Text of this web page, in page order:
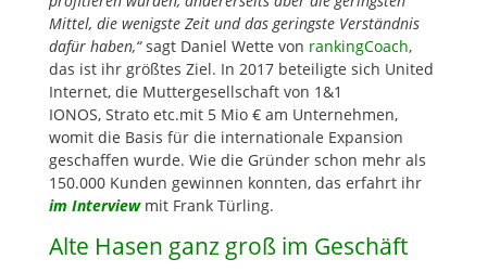
Mittel, die wenigste Zeit und das geringste Verständnis
dafür haben,“sagt Daniel Wette von rankingCoach,
das ist ihr größtes Ziel. In 2017 beteiligte sich United
Internet, die Muttergesellschaft von 1&1
IONOS, Strato etc.mit 5 Mio € am Unternehmen,
womit die Basis für die internationale Expansion
geschaffen wurde. Wie die Gründer schon mehr als
150.000 Kunden gewinnen konnten, das erfahrt ihr
im Interview mit Frank Türling.
Alte Hasen ganz groß im Geschäft